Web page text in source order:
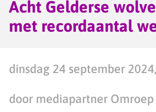
Acht Gelderse
met recordaantal
dinsdag 24 september
door mediapartner